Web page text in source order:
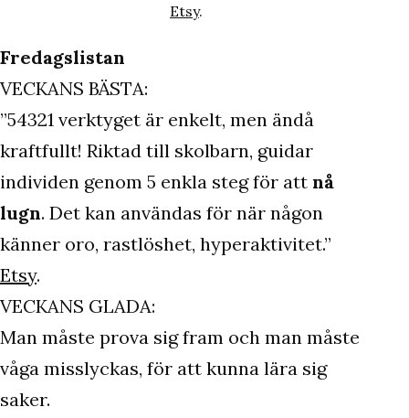
Etsy.
Fredagslistan
VECKANS BÄSTA:
”54321 verktyget är enkelt, men ändå
kraftfullt! Riktad till skolbarn, guidar
individen genom 5 enkla steg för att nå
lugn. Det kan användas för när någon
känner oro, rastlöshet, hyperaktivitet.”
Etsy.
VECKANS GLADA:
Man måste prova sig fram och man måste
våga misslyckas, för att kunna lära sig
saker.